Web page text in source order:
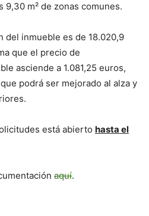
9,30 m² de zonas comunes.
del inmueble es de 18.020,9
que el precio de
asciende a 1.081,25 euros,
podrá ser mejorado al alza y
está abierto hasta el
aquí.